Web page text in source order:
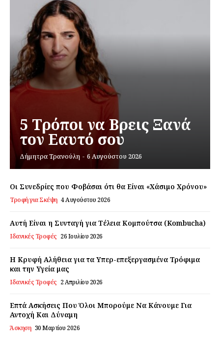
Εγγραφείτε τώρα!
Daily Food
Σχετικά με εμάς
Ο λογαριασμός μου
Επικοινωνία
5 Τρόποι να Βρεις Ξανά
τον Εαυτό σου
Δήμητρα Τρανούλη - 6 Αυγούστου 2026
Οι Συνεδρίες που Φοβάσαι ότι θα Είναι «Χάσιμο Χρόνου»
Τροφή για Σκέψη 4 Αυγούστου 2026
Αυτή Είναι η Συνταγή για Τέλεια Κομπούτσα (Kombucha)
Ιδανικές Τροφές 26 Ιουλίου 2026
Η Κρυφή Αλήθεια για τα Υπερ-επεξεργασμένα Τρόφιμα
και την Υγεία μας
Ιδανικές Τροφές 2 Απριλίου 2026
Επτά Ασκήσεις Που Όλοι Μπορούμε Να Κάνουμε Για
Αντοχή Και Δύναμη
Άσκηση 30 Μαρτίου 2026